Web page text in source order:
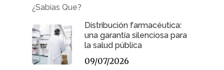
¿Sabías Que?
Distribución farmacéutica:
una garantía silenciosa para
la salud pública
09/07/2026